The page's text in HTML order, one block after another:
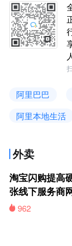
阿里巴巴
阿里本地生活
外卖
淘宝闪购提高
张线下服务商
962